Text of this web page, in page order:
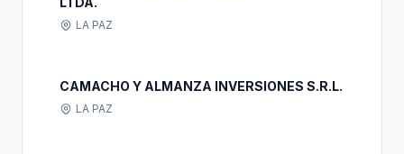
LA PAZ
CAMACHO Y ALMANZA INVERSIONES S.R.L.
LA PAZ